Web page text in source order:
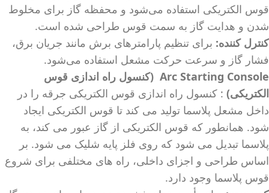
قوس الکتریکی استفاده می‌شود و محفظه گاز برای مخلوط
شدن و هدایت گاز به سمت قوس طراحی شده است.
کنترل کننده: برای تنظیم پارامترهای برش مانند جریان برق،
فشار گاز و سرعت حرکت مشعل استفاده می‌شود.
Arc Starting Console (کنسول راه اندازی قوس
الکتریکی) : کنسول راه اندازی قوس الکتریکی جرقه را در
داخل مشعل پلاسما تولید می کند تا قوس الکتریکی ایجاد
شود. همانطور که قوس الکتریکی از گاز عبور می کند، به
پلاسما تبدیل می شود که روی فلز پایه شلیک می شود. بر
اساس طراحی و اجزای داخلی، راه های مختلفی برای شروع
قوس پلاسما وجود دارد.